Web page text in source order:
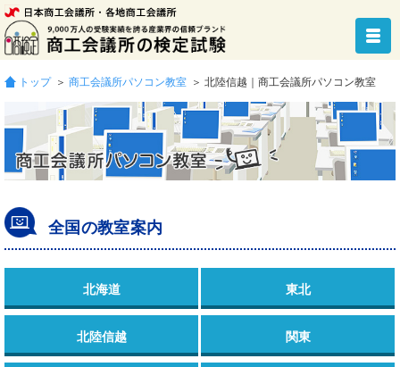
トップ ＞ 商工会議所パソコン教室 ＞ 北陸信越｜商工会議所パソコン教室
全国の教室案内
北海道 東北
北陸信越 関東